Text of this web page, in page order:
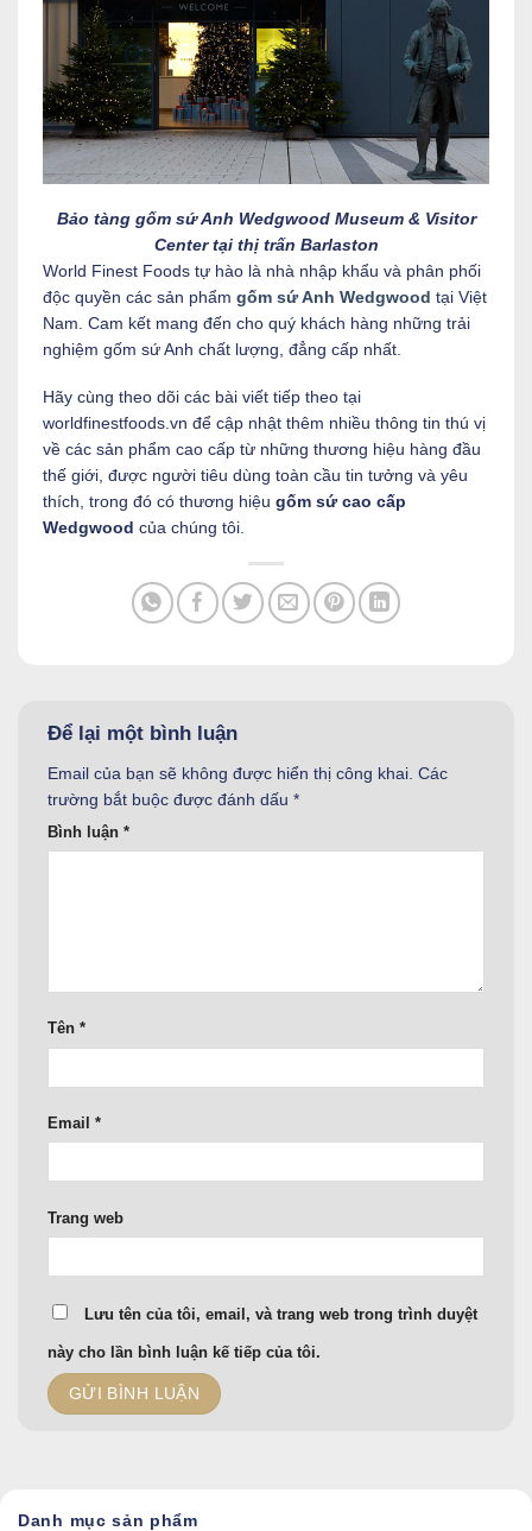
Bảo tàng gốm sứ Anh Wedgwood Museum & Visitor
Center tại thị trấn Barlaston
World Finest Foods tự hào là nhà nhập khẩu và phân phối
độc quyền các sản phẩm gốm sứ Anh Wedgwood tại Việt
Nam. Cam kết mang đến cho quý khách hàng những trải
nghiệm gốm sứ Anh chất lượng, đẳng cấp nhất.
Hãy cùng theo dõi các bài viết tiếp theo tại
worldfinestfoods.vn để cập nhật thêm nhiều thông tin thú vị
về các sản phẩm cao cấp từ những thương hiệu hàng đầu
thế giới, được người tiêu dùng toàn cầu tin tưởng và yêu
thích, trong đó có thương hiệu gốm sứ cao cấp
Wedgwood của chúng tôi.
Để lại một bình luận
Email của bạn sẽ không được hiển thị công khai. Các
trường bắt buộc được đánh dấu *
Bình luận *
Tên *
Email *
Trang web
Lưu tên của tôi, email, và trang web trong trình duyệt
này cho lần bình luận kế tiếp của tôi.
Danh mục sản phẩm